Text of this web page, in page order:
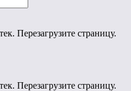
Перезагрузите страницу.
Перезагрузите страницу.